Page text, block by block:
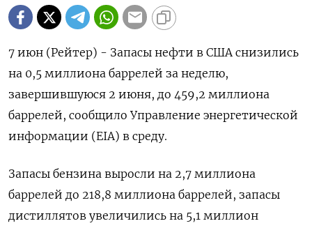
7 июн (Рейтер) - Запасы нефти в США снизились
на 0,5 миллиона баррелей за неделю,
завершившуюся 2 июня, до 459,2 миллиона
баррелей, сообщило Управление энергетической
информации (EIA) в среду.
Запасы бензина выросли на 2,7 миллиона
баррелей до 218,8 миллиона баррелей, запасы
дистиллятов увеличились на 5,1 миллион